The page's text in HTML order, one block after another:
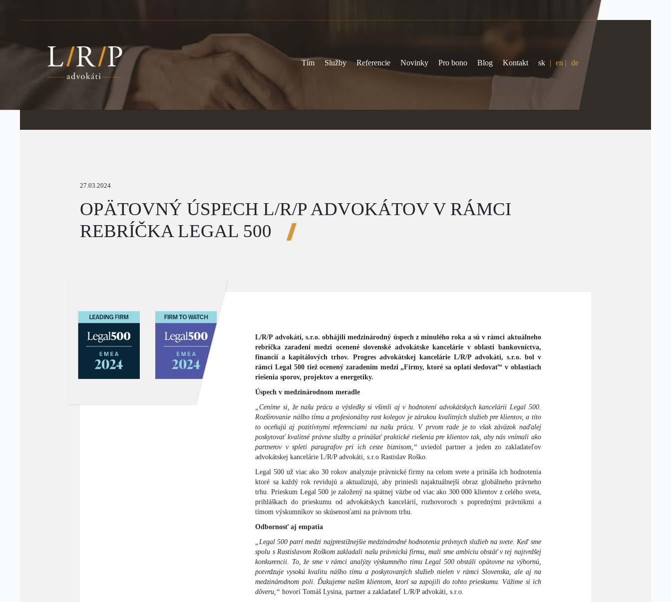
Tím Služby Referencie Novinky Pro bono Blog Kontakt sk | en | de
27.03.2024
OPÄTOVNÝ ÚSPECH L/R/P ADVOKÁTOV V RÁMCI
REBRÍČKA LEGAL 500
L/R/P advokáti, s.r.o. obhájili medzinárodný úspech z minulého roka a sú v rámci aktuálneho
rebríčka zaradení medzi ocenené slovenské advokátske kancelárie v oblasti bankovníctva,
financií a kapitálových trhov. Progres advokátskej kancelárie L/R/P advokáti, s.r.o. bol v
rámci Legal 500 tiež ocenený zaradením medzi „Firmy, ktoré sa oplatí sledovať“ v oblastiach
riešenia sporov, projektov a energetiky.
Úspech v medzinárodnom meradle
„Ceníme si, že našu prácu a výsledky si všimli aj v hodnotení advokátskych kancelárii Legal 500.
Rozširovanie nášho tímu a profesionálny rast kolegov je zárukou kvalitných služieb pre klientov, a títo
to oceňujú aj pozitívnymi referenciami na našu prácu. V prvom rade je to však záväzok naďalej
poskytovať kvalitné právne služby a prinášať praktické riešenia pre klientov tak, aby nás vnímali ako
partnerov v spleti paragrafov pri ich ceste biznisom,“ uviedol partner a jeden zo zakladateľov
advokátskej kancelárie L/R/P advokáti, s.r.o Rastislav Roško.
Legal 500 už viac ako 30 rokov analyzuje právnické firmy na celom svete a prináša ich hodnotenia
ktoré sa každý rok revidujú a aktualizujú, aby priniesli najaktuálnejší obraz globálneho právneho
trhu. Prieskum Legal 500 je založený na spätnej väzbe od viac ako 300 000 klientov z celého sveta,
prihláškach do prieskumu od advokátskych kancelárií, rozhovoroch s poprednými právnikmi a
tímom výskumníkov so skúsenosťami na právnom trhu.
Odbornosť aj empatia
„Legal 500 patrí medzi najprestížnejšie medzinárodné hodnotenia právnych služieb na svete. Keď sme
spolu s Rastislavom Roškom zakladali našu právnickú firmu, mali sme ambíciu obstáť v tej najtvrdšej
konkurencii. To, že sme v rámci analýzy výskumného tímu Legal 500 obstáli opätovne na výbornú,
potvrdzuje vysokú kvalitu nášho tímu a poskytovaných služieb nielen v rámci Slovenska, ale aj na
medzinárodnom poli. Ďakujeme našim klientom, ktorí sa zapojili do tohto prieskumu. Vážime si ich
dôveru,“ hovorí Tomáš Lysina, partner a zakladateľ L/R/P advokáti, s.r.o.